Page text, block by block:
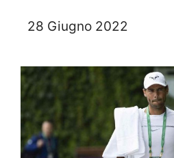
28 Giugno 2022